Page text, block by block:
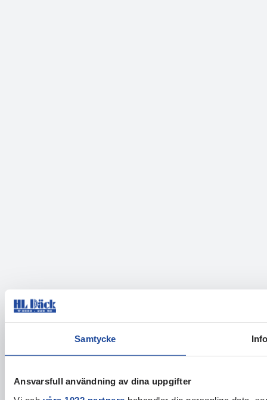
Samtycke
Ansvarsfull användning av dina uppgifter